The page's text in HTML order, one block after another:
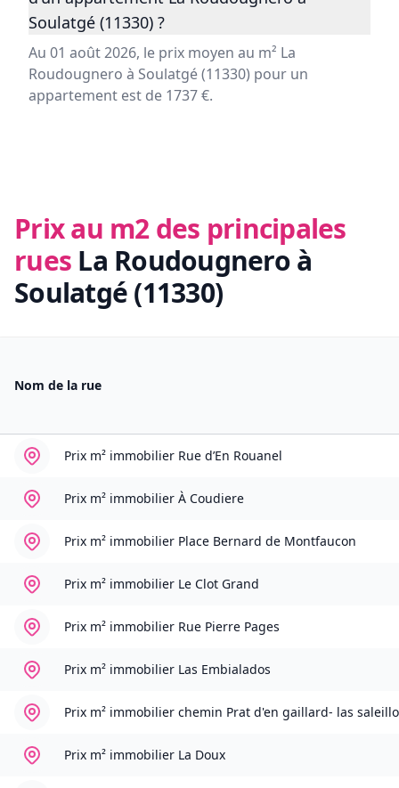
Soulatgé (11330) ?
Au 01 août 2026, le prix moyen au m² La
Roudougnero à Soulatgé (11330) pour un
appartement est de 1737 €.
Prix au m2 des principales
rues La Roudougnero à
Soulatgé (11330)
Nom de la rue
Prix m² immobilier Rue d’En Rouanel
Prix m² immobilier À Coudiere
Prix m² immobilier Place Bernard de Montfaucon
Prix m² immobilier Le Clot Grand
Prix m² immobilier Rue Pierre Pages
Prix m² immobilier Las Embialados
Prix m² immobilier chemin Prat d'en gaillard- las
Prix m² immobilier La Doux